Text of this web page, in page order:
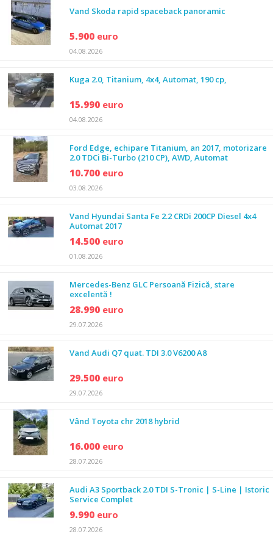
Vand Skoda rapid spaceback panoramic
5.900 euro
04.08.2026
Kuga 2.0, Titanium, 4x4, Automat, 190 cp,
15.990 euro
04.08.2026
Ford Edge, echipare Titanium, an 2017, motorizare
2.0 TDCi Bi-Turbo (210 CP), AWD, Automat
10.700 euro
03.08.2026
Vand Hyundai Santa Fe 2.2 CRDi 200CP Diesel 4x4
Automat 2017
14.500 euro
01.08.2026
Mercedes-Benz GLC Persoană Fizică, stare
excelentă !
28.990 euro
29.07.2026
Vand Audi Q7 quat. TDI 3.0 V6200 A8
29.500 euro
29.07.2026
Vând Toyota chr 2018 hybrid
16.000 euro
28.07.2026
Audi A3 Sportback 2.0 TDI S-Tronic | S-Line | Istoric
Service Complet
9.990 euro
28.07.2026